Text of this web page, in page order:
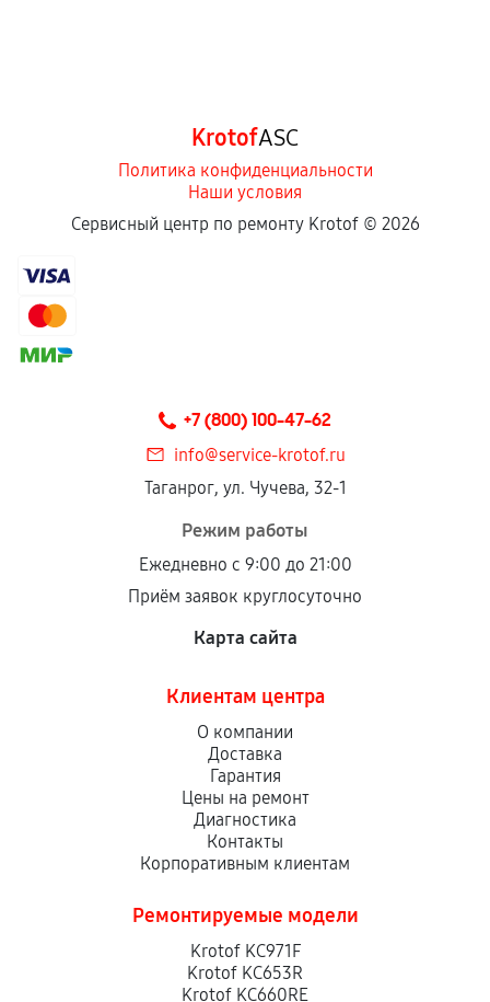
KrotofASC
Политика конфиденциальности
Наши условия
Сервисный центр по ремонту Krotof © 2026
+7 (800) 100-47-62
info@service-krotof.ru
Таганрог, ул. Чучева, 32-1
Режим работы
Ежедневно с 9:00 до 21:00
Приём заявок круглосуточно
Карта сайта
Клиентам центра
О компании
Доставка
Гарантия
Цены на ремонт
Диагностика
Контакты
Корпоративным клиентам
Ремонтируемые модели
Krotof KC971F
Krotof KC653R
Krotof KC660RE